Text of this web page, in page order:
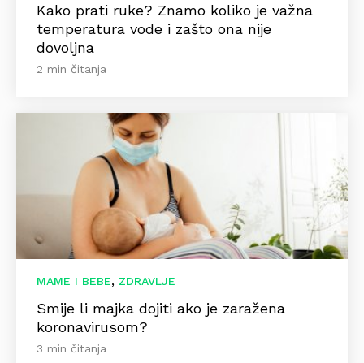
Kako prati ruke? Znamo koliko je važna
temperatura vode i zašto ona nije
dovoljna
2 min čitanja
MAME I BEBE, ZDRAVLJE
Smije li majka dojiti ako je zaražena
koronavirusom?
3 min čitanja